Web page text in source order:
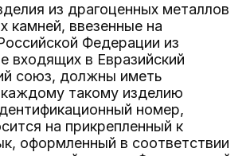
из драгоценных металлов
камней, ввезенные на
Федерации из
входящих в Евразийский
союз, должны иметь
такому изделию
номер,
на прикрепленный к
оформленный в соответствии